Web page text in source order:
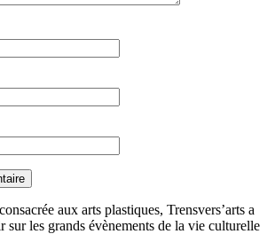
aux arts plastiques, Trensvers’arts a
sur les grands évènements de la vie culturelle